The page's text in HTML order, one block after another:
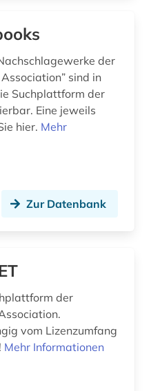
der
sind in
Suchplattform der
Eine jeweils
hier. Mehr
Zur Datenbank
der
vom Lizenzumfang
Mehr Informationen